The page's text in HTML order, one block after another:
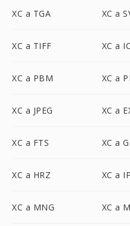
XC a TGA XC a
XC a TIFF XC a
XC a PBM XC a
XC a JPEG XC a
XC a FTS XC a
XC a HRZ XC a
XC a MNG XC a